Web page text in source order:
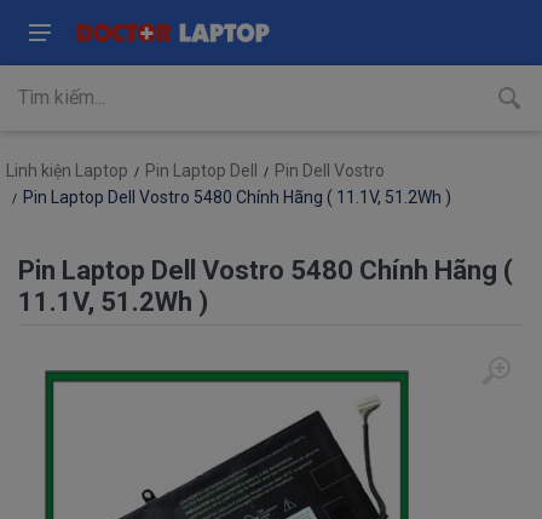
Linh kiện Laptop Pin Laptop Dell
Pin Dell Vostro
Pin Laptop Dell Vostro 5480 Chính Hãng ( 11.1V, 51.2Wh )
Pin Laptop Dell Vostro 5480 Chính Hãng (
11.1V, 51.2Wh )